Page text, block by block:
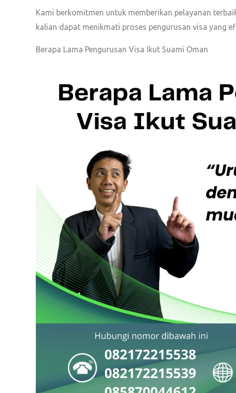
Kami berkomitmen untuk memberikan pelayanan
kalian dapat menikmati proses pengurusan visa yang
Berapa Lama Pengurusan Visa Ikut Suami Oman